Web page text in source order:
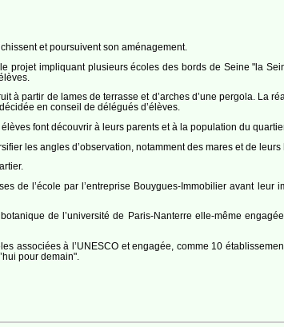
et poursuivent son aménagement.
projet impliquant plusieurs écoles des bords de Seine "la
à partir de lames de terrasse et d’arches d’une pergola. La
en conseil de délégués d’élèves.
font découvrir à leurs parents et à la population du
les angles d’observation, notamment des mares et de leurs
de l’école par l’entreprise Bouygues-Immobilier avant leur
de l’université de Paris-Nanterre elle-même
associées à l’UNESCO et engagée, comme 10
pour demain".